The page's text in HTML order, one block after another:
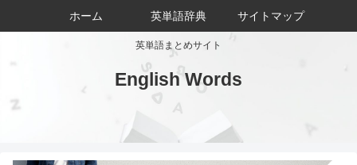
英単語まとめサイト
English Words
ホーム 英単語辞典 サイトマップ